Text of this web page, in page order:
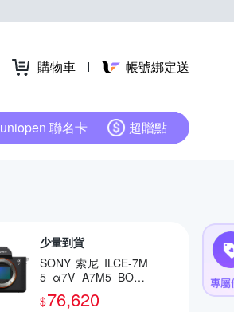
購物車 帳號綁定送
uniopen 聯名卡 超贈點
少量到貨
SONY 索尼 ILCE-7M
5 α7V A7M5 BODY
全片幅相機(公司貨)
$76,620